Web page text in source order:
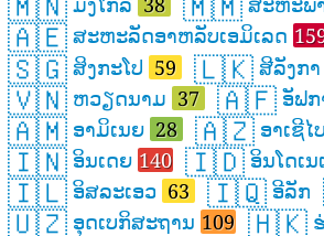
🇦🇪 ສະຫະລັດອາຫລັບເອມິເລດ
🇸🇬 ສິງກະໂປ 59 🇱🇰 ສີລັງກາ
🇻🇳 ຫວຽດນາມ 37 🇦🇫 ອັຟ
🇦🇲 ອາມິເນຍ 28 🇦🇿 ອາເຊີໄ
🇮🇳 ອິນເດຍ 140 🇮🇩 ອິນໂດເນ
🇮🇱 ອິສລະເອວ 63 🇮🇶 ອີລັກ
🇺🇿 ອຸດເບກິສະຖານ 109 🇭🇰